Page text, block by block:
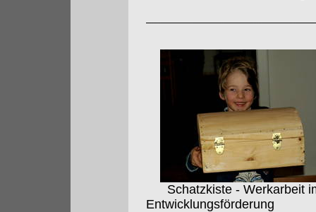
Schatzkiste - Werkarbeit
Entwicklungsförderung